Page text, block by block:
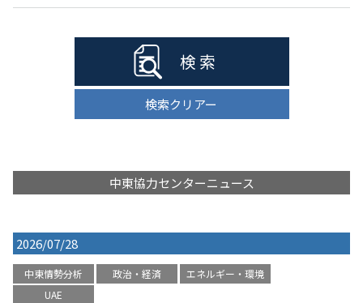
検 索
検索クリアー
中東協力センターニュース
2026/07/28
中東情勢分析 政治・経済
エネルギー・環境
UAE